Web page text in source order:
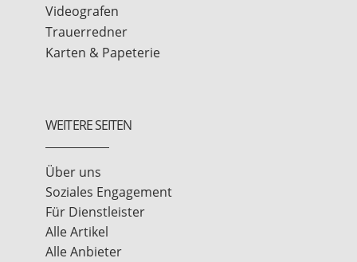
Videografen
Trauerredner
Karten & Papeterie
WEITERE SEITEN
Über uns
Soziales Engagement
Für Dienstleister
Alle Artikel
Alle Anbieter